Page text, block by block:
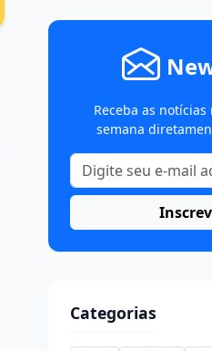
Receba as
semana
Categorias